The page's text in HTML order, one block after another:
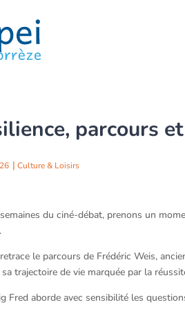
parcours
Culture & Loisirs
du ciné-débat, prenons un
le parcours de Frédéric Weis,
trajectoire de vie marquée par la
Fred aborde avec sensibilité les